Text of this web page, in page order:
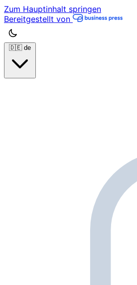
Zum Hauptinhalt springen
Bereitgestellt von
🇩🇪 de